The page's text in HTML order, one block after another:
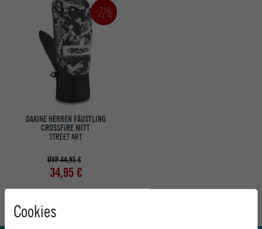
-22%
DAKINE HERREN FÄUSTLING
CROSSFIRE MITT
STREET ART
UVP 44,95 €
34,95 €
Cookies